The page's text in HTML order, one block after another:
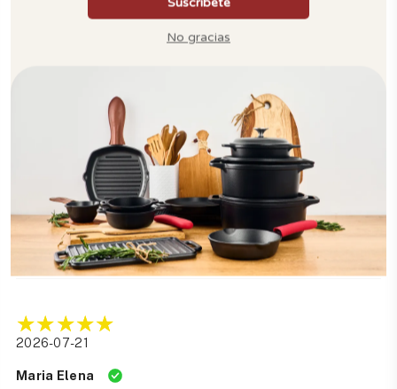
100 % lo recomiendo
2026-07-21
Jefferson
2026-07-21
Maria Elena